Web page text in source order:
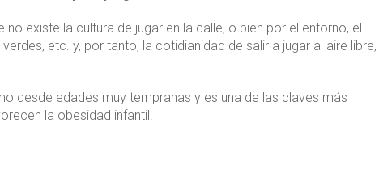
existe la cultura de jugar en la calle, o bien por el entorno, el
etc. y, por tanto, la cotidianidad de salir a jugar al aire libre,
desde edades muy tempranas y es una de las claves más
la obesidad infantil.